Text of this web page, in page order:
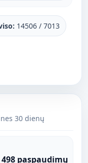
14506 / 7013
30 dienų
498 paspaudimų